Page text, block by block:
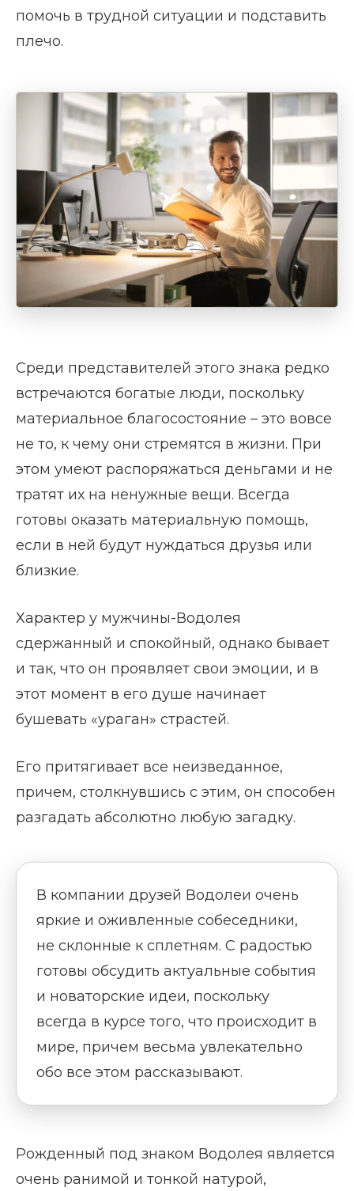
помочь в трудной ситуации и подставить
плечо.
Среди представителей этого знака редко
встречаются богатые люди, поскольку
материальное благосостояние – это вовсе
не то, к чему они стремятся в жизни. При
этом умеют распоряжаться деньгами и не
тратят их на ненужные вещи. Всегда
готовы оказать материальную помощь,
если в ней будут нуждаться друзья или
близкие.
Характер у мужчины-Водолея
сдержанный и спокойный, однако бывает
и так, что он проявляет свои эмоции, и в
этот момент в его душе начинает
бушевать «ураган» страстей.
Его притягивает все неизведанное,
причем, столкнувшись с этим, он способен
разгадать абсолютно любую загадку.
В компании друзей Водолеи очень
яркие и оживленные собеседники,
не склонные к сплетням. С радостью
готовы обсудить актуальные события
и новаторские идеи, поскольку
всегда в курсе того, что происходит в
мире, причем весьма увлекательно
обо все этом рассказывают.
Рожденный под знаком Водолея является
очень ранимой и тонкой натурой,